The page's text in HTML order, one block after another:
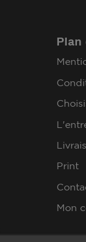
Plan
Print
Mon